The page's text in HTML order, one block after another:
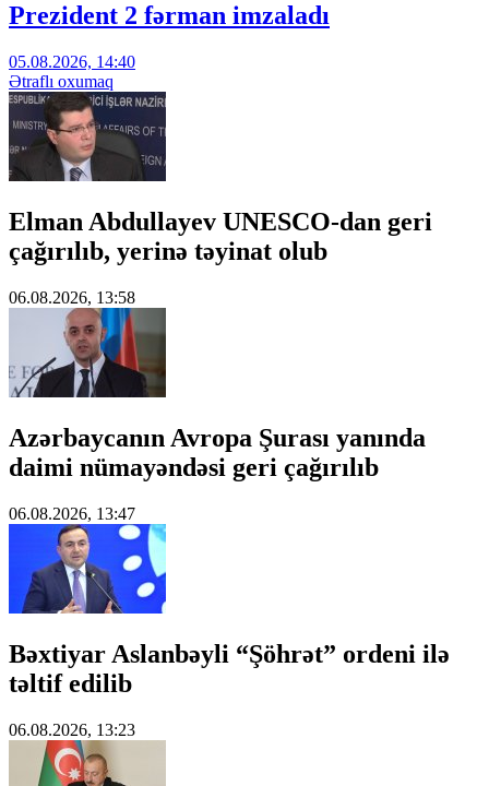
Prezident 2 fərman imzaladı
05.08.2026, 14:40
Ətraflı oxumaq
Elman Abdullayev UNESCO-dan geri
çağırılıb, yerinə təyinat olub
06.08.2026, 13:58
Azərbaycanın Avropa Şurası yanında
daimi nümayəndəsi geri çağırılıb
06.08.2026, 13:47
Bəxtiyar Aslanbəyli “Şöhrət” ordeni ilə
təltif edilib
06.08.2026, 13:23